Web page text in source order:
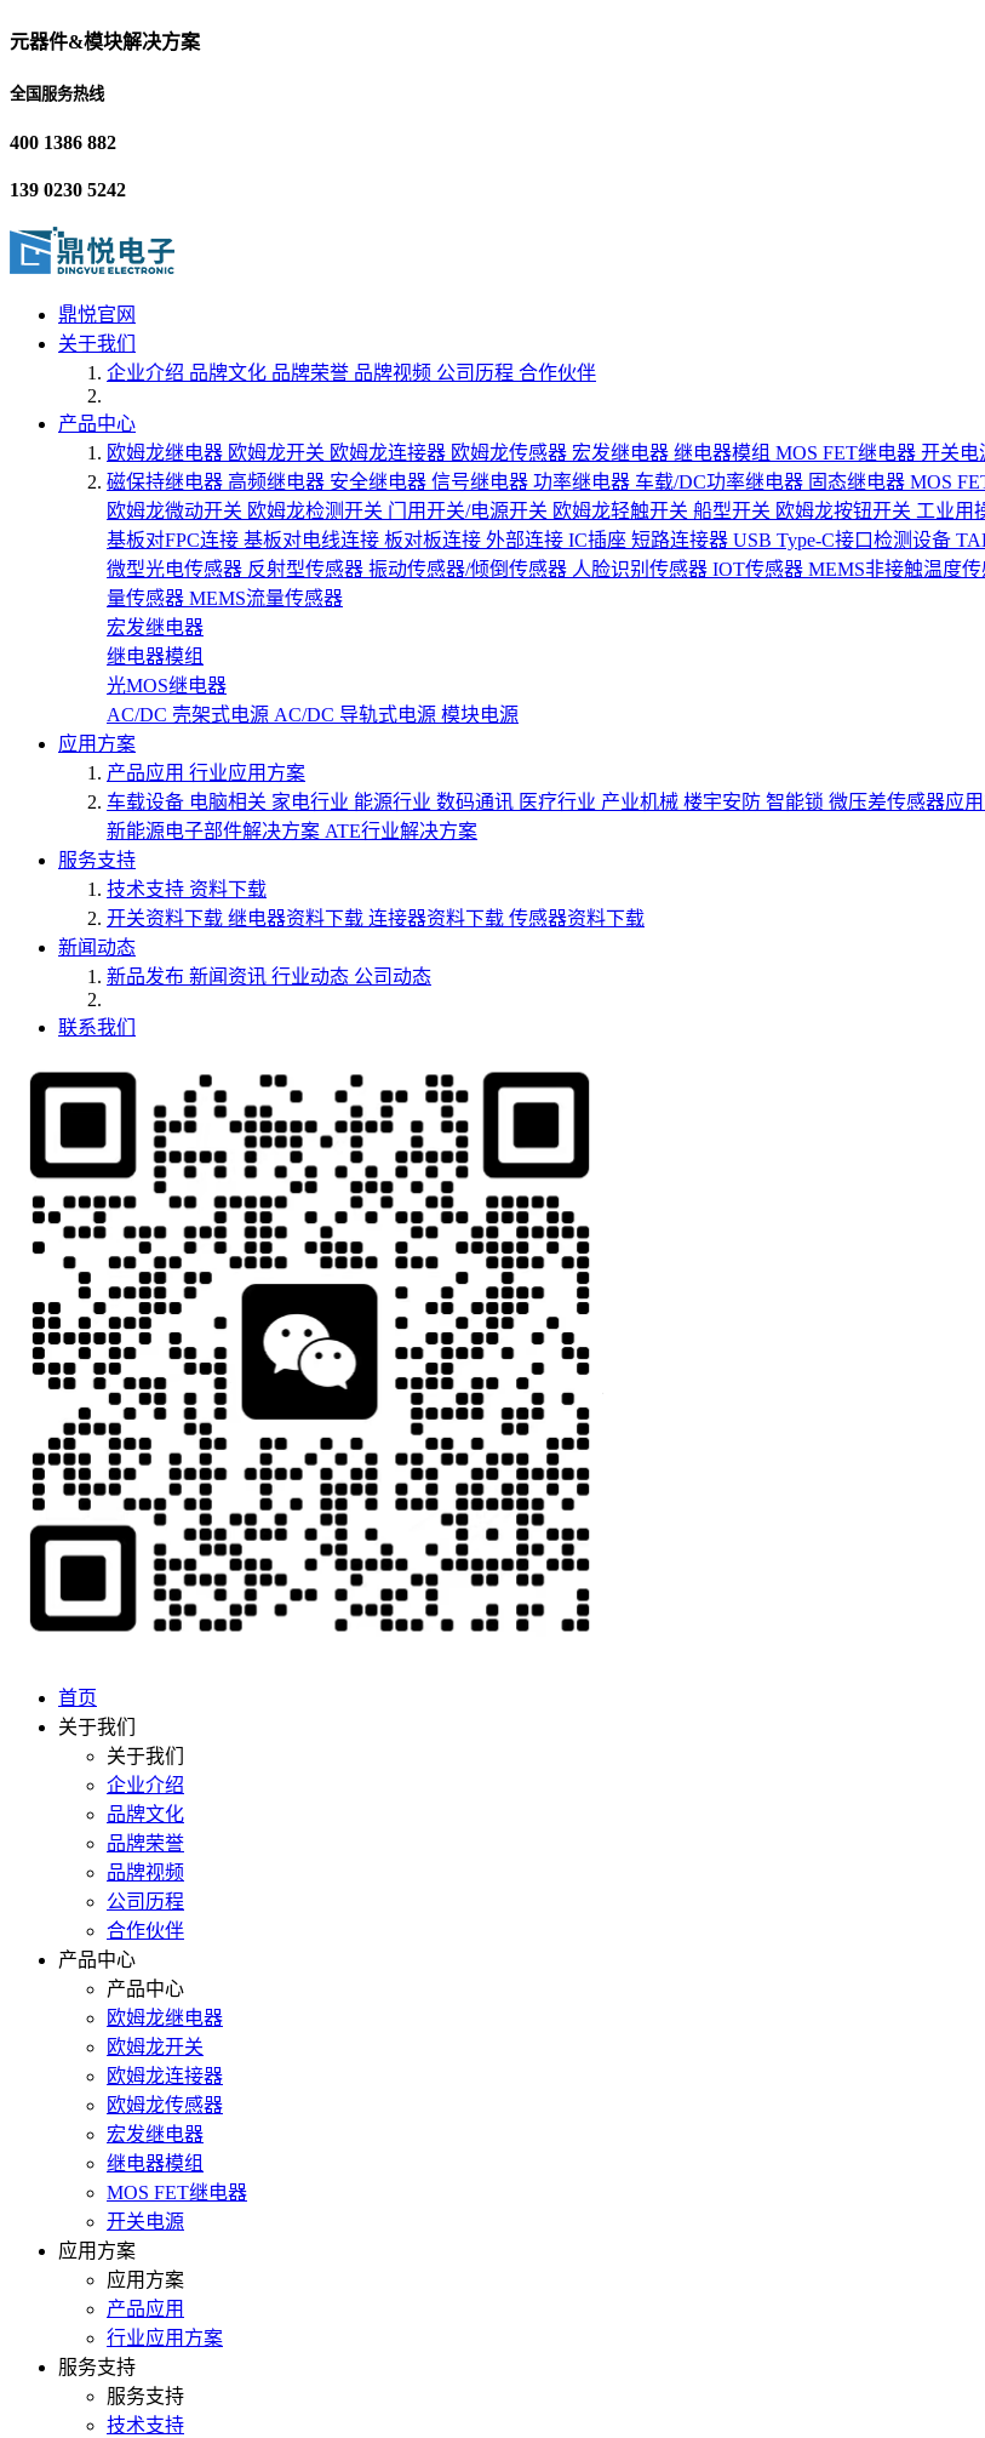
元器件&模块解决方案
全国服务热线
400 1386 882
139 0230 5242
鼎悦官网
关于我们
企业介绍 品牌文化 品牌荣誉 品牌视频 公司历程 合作伙伴
产品中心
欧姆龙继电器 欧姆龙开关 欧姆龙连接器 欧姆龙传感器 宏发继电器 继电器模组 MOS FET继电器 开关电
磁保持继电器 高频继电器 安全继电器 信号继电器 功率继电器 车载/DC功率继电器 固态继电器 MOS
欧姆龙微动开关 欧姆龙检测开关 门用开关/电源开关 欧姆龙轻触开关 船型开关 欧姆龙按钮开关 工业用
基板对FPC连接 基板对电线连接 板对板连接 外部连接 IC插座 短路连接器 USB Type-C接口检测设备
微型光电传感器 反射型传感器 振动传感器/倾倒传感器 人脸识别传感器 IOT传感器 MEMS非接触温度
量传感器 MEMS流量传感器
宏发继电器
继电器模组
光MOS继电器
AC/DC 壳架式电源 AC/DC 导轨式电源 模块电源
应用方案
产品应用 行业应用方案
车载设备 电脑相关 家电行业 能源行业 数码通讯 医疗行业 产业机械 楼宇安防 智能锁 微压差传感器应
新能源电子部件解决方案 ATE行业解决方案
服务支持
技术支持 资料下载
开关资料下载 继电器资料下载 连接器资料下载 传感器资料下载
新闻动态
新品发布 新闻资讯 行业动态 公司动态
联系我们
首页
关于我们
关于我们
企业介绍
品牌文化
品牌荣誉
品牌视频
公司历程
合作伙伴
产品中心
产品中心
欧姆龙继电器
欧姆龙开关
欧姆龙连接器
欧姆龙传感器
宏发继电器
继电器模组
MOS FET继电器
开关电源
应用方案
应用方案
产品应用
行业应用方案
服务支持
服务支持
技术支持